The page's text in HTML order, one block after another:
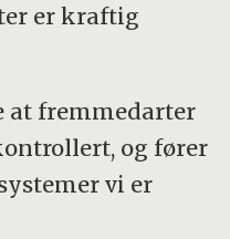
er kraftig
at fremmedarter
og fører
vi er